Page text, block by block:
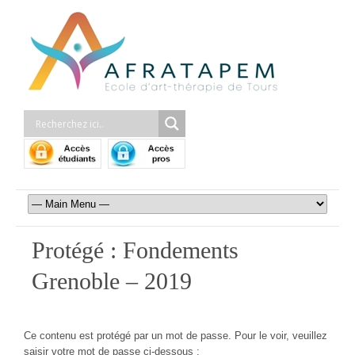
Protégé : Fondements
Grenoble – 2019
Ce contenu est protégé par un mot de passe. Pour le voir, veuillez
saisir votre mot de passe ci-dessous :